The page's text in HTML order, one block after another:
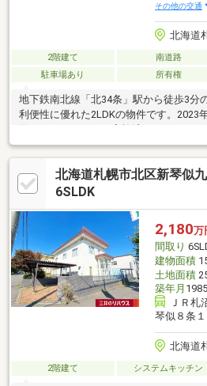
その他の交通
北海道
2階建て 南道路
駐車場あり
所有権
地下鉄南北線「北34条」駅から徒歩3分
利便性に優れた2LDKの物件です。2023
など、快適な生活を支える設備が整っ
かせないFF暖房や二重サッシ、玄関フ
室内は穏やかな環境です。敷地内には3
も確保しました。周辺にはコンビニやス
を兼ね備えた住環境を、ぜひ現地でご検
北海道札幌市北区新琴似
6SLDK
2,180万
間取り
建物面積
土地面積
築年月
ＪＲ札
琴似８条
北海道
2階建て システムキッチン